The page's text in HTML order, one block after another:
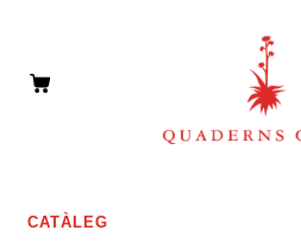
CATÀLEG